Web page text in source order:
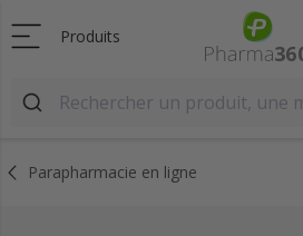
Produits
Parapharmacie en ligne